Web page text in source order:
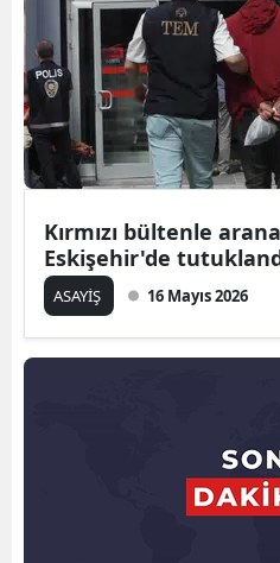
Kırmızı bültenle
Eskişehir'de
ASAYİŞ 16 Mayıs 2026